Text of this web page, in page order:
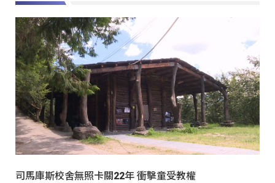
司馬庫斯校舍無照卡關22年 衝擊童受教權